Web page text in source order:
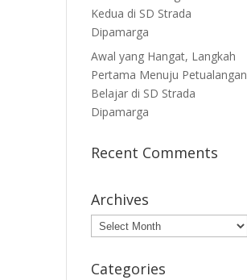
Kedua di SD Strada
Dipamarga
Awal yang Hangat, Langkah
Pertama Menuju Petualangan
Belajar di SD Strada
Dipamarga
Recent Comments
Archives
Archives
Categories